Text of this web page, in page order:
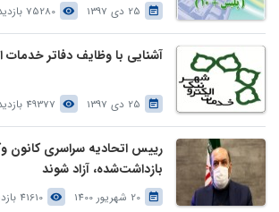
25 دی 1397 75280 بازدید
آشنایی با وظایف دفاتر خدمات
25 دی 1397 49377 بازدید
رییس اتحادیه سراسری کانون
بازداشت‌شده، آزاد شوند
20 شهریور 1400 41610 بازدید